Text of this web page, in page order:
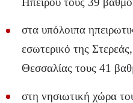
στα υπόλοιπα
εσωτερικό της
Θεσσαλίας τους 41
στη νησιωτική χώρα